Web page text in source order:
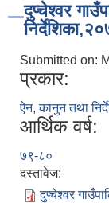
दुप्चेश्वर
Submitted on:
प्रकार:
ऐन, कानुन तथा
आर्थिक वर्ष:
७९-८०
दस्तावेज:
दुप्चेश्वर